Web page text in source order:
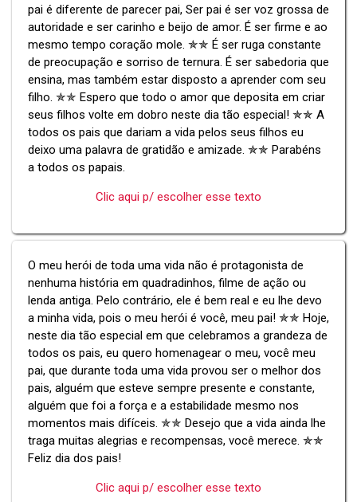
pai é diferente de parecer pai, Ser pai é ser voz grossa de
autoridade e ser carinho e beijo de amor. É ser firme e ao
mesmo tempo coração mole. ✯✯ É ser ruga constante
de preocupação e sorriso de ternura. É ser sabedoria que
ensina, mas também estar disposto a aprender com seu
filho. ✯✯ Espero que todo o amor que deposita em criar
seus filhos volte em dobro neste dia tão especial! ✯✯ A
todos os pais que dariam a vida pelos seus filhos eu
deixo uma palavra de gratidão e amizade. ✯✯ Parabéns
a todos os papais.
Clic aqui p/ escolher esse texto
O meu herói de toda uma vida não é protagonista de
nenhuma história em quadradinhos, filme de ação ou
lenda antiga. Pelo contrário, ele é bem real e eu lhe devo
a minha vida, pois o meu herói é você, meu pai! ✯✯ Hoje,
neste dia tão especial em que celebramos a grandeza de
todos os pais, eu quero homenagear o meu, você meu
pai, que durante toda uma vida provou ser o melhor dos
pais, alguém que esteve sempre presente e constante,
alguém que foi a força e a estabilidade mesmo nos
momentos mais difíceis. ✯✯ Desejo que a vida ainda lhe
traga muitas alegrias e recompensas, você merece. ✯✯
Feliz dia dos pais!
Clic aqui p/ escolher esse texto